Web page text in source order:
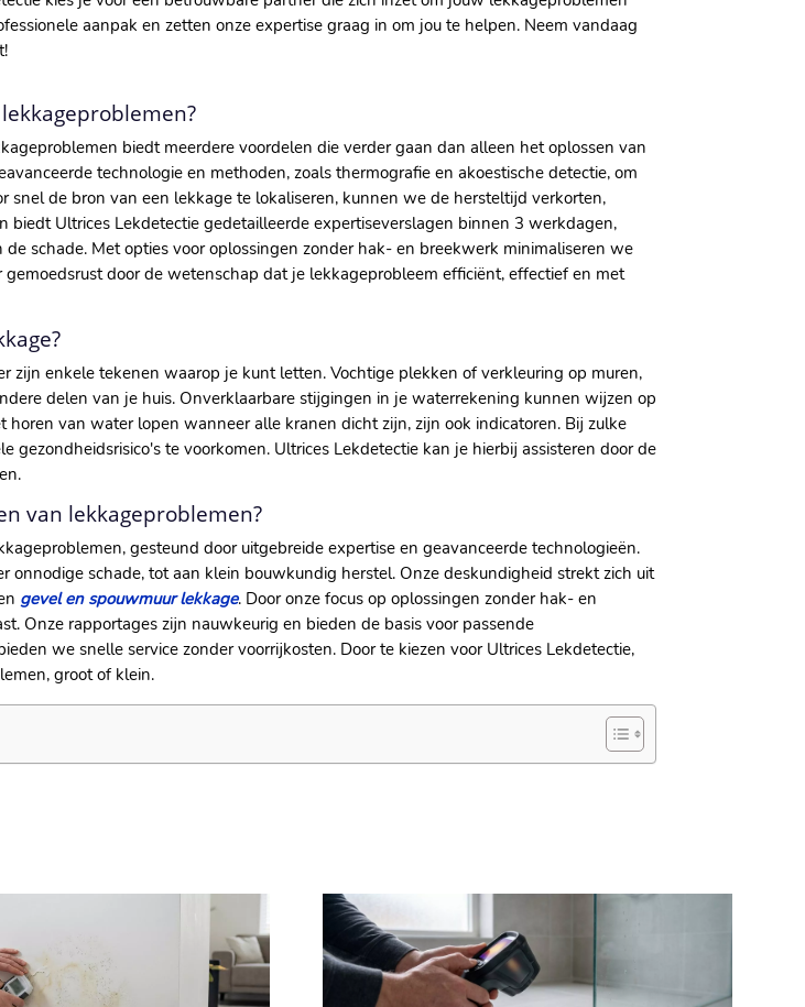
aanpak en zetten onze expertise graag in om jou te helpen.​ Neem vandaag
biedt meerdere voordelen die verder gaan dan alleen het oplossen van
technologie en methoden, zoals thermografie en akoestische detectie, om
snel de bron van een lekkage te lokaliseren, kunnen we de hersteltijd verkorten,
Ultrices Lekdetectie gedetailleerde expertiseverslagen binnen 3 werkdagen,
schade.​ Met opties voor oplossingen zonder hak- en breekwerk minimaliseren we
door de wetenschap dat je lekkageprobleem efficiënt, effectief en met
zijn enkele tekenen waarop je kunt letten.​ Vochtige plekken of verkleuring op muren,
delen van je huis.​ Onverklaarbare stijgingen in je waterrekening kunnen wijzen op
van water lopen wanneer alle kranen dicht zijn, zijn ook indicatoren.​ Bij zulke
te voorkomen.​ Ultrices Lekdetectie kan je hierbij assisteren door de
van lekkageproblemen?
gesteund door uitgebreide expertise en geavanceerde technologieën.​
schade, tot aan klein bouwkundig herstel.​ Onze deskundigheid strekt zich uit
gevel en spouwmuur lekkage.​ Door onze focus op oplossingen zonder hak- en
Onze rapportages zijn nauwkeurig en bieden de basis voor passende
we snelle service zonder voorrijkosten.​ Door te kiezen voor Ultrices Lekdetectie,
groot of klein.​